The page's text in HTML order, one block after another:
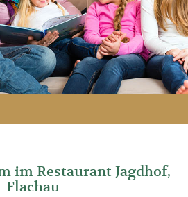
im Restaurant Jagdhof,
Flachau